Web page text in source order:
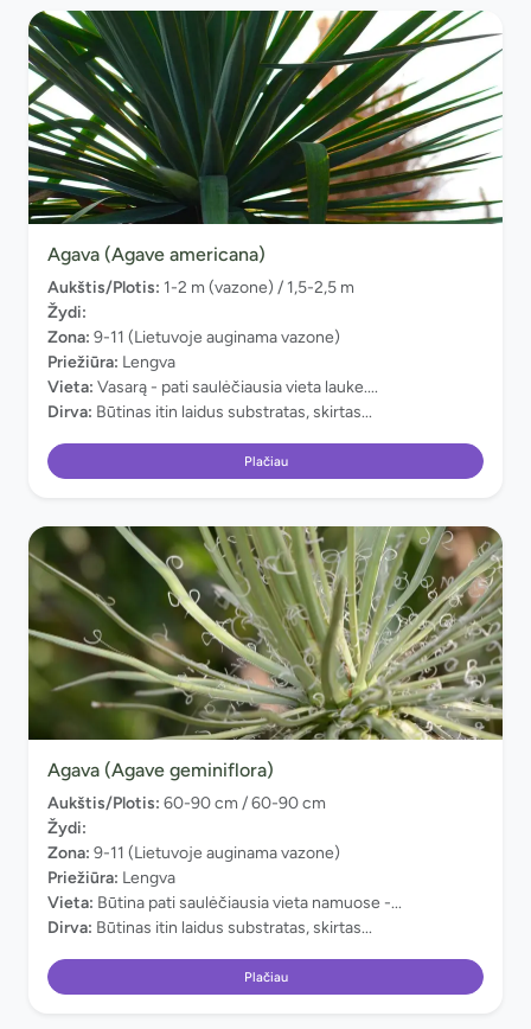
Agava (Agave americana)
Aukštis/Plotis: 1-2 m (vazone) / 1,5-2,5 m
Žydi:
Zona: 9-11 (Lietuvoje auginama vazone)
Priežiūra: Lengva
Vieta: Vasarą - pati saulėčiausia vieta lauke....
Dirva: Būtinas itin laidus substratas, skirtas...
Plačiau
Agava (Agave geminiflora)
Aukštis/Plotis: 60-90 cm / 60-90 cm
Žydi:
Zona: 9-11 (Lietuvoje auginama vazone)
Priežiūra: Lengva
Vieta: Būtina pati saulėčiausia vieta namuose -...
Dirva: Būtinas itin laidus substratas, skirtas...
Plačiau